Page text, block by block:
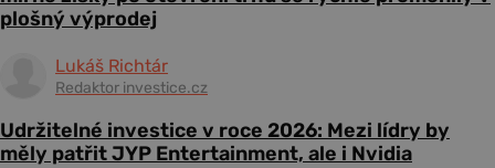
plošný výprodej
Lukáš Richtár
Redaktor investice.cz
Udržitelné investice v roce 2026: Mezi lídry by
měly patřit JYP Entertainment, ale i Nvidia